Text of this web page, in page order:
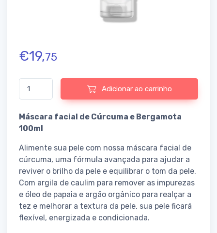
€19,75
Quantidade de Turmeric & Bergamot Face Mask
Adicionar ao carrinho
Máscara facial de Cúrcuma e Bergamota
100ml
Alimente sua pele com nossa máscara facial de
cúrcuma, uma fórmula avançada para ajudar a
reviver o brilho da pele e equilibrar o tom da pele.
Com argila de caulim para remover as impurezas
e óleo de papaia e argão orgânico para realçar a
tez e melhorar a textura da pele, sua pele ficará
flexível, energizada e condicionada.